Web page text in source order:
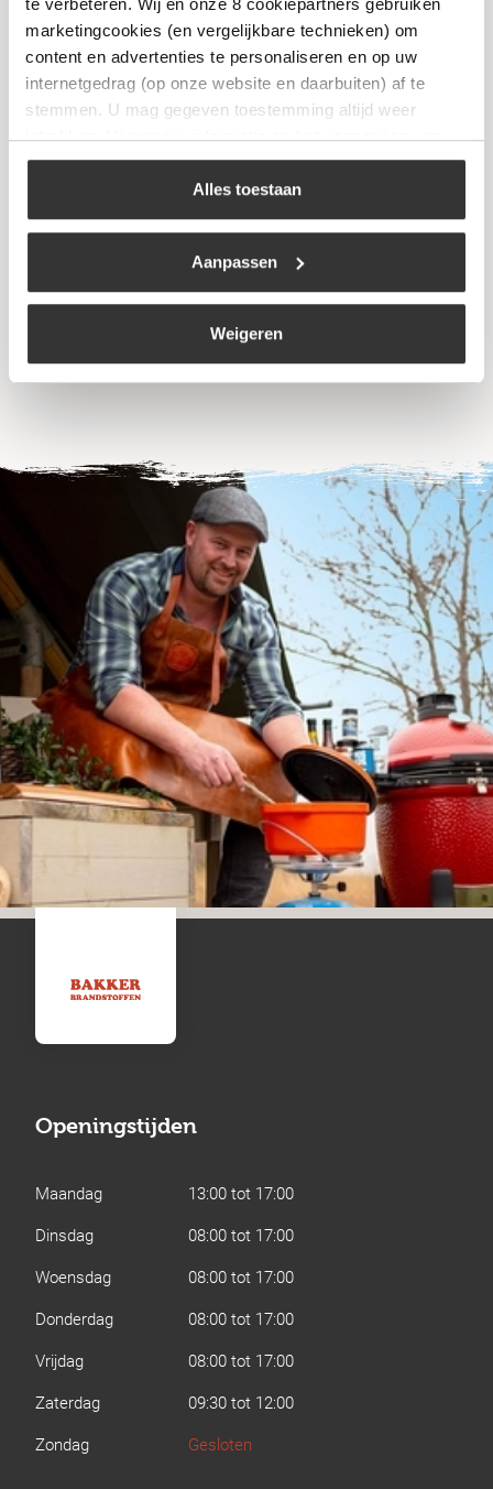
marketingcookies (en vergelijkbare technieken) om
content en advertenties te personaliseren en op uw
internetgedrag (op onze website en daarbuiten) af te
stemmen. U mag gegeven toestemming altijd weer
intrekken. Voor meer informatie en het aanpassen van
uw keuze op onze website verwijzen wij u naar ons
Alles toestaan
Aanpassen
Weigeren
The Bastard – Pizza Cutter
Bekijk
Openingstijden
Maandag
13:00 tot 17:00
Dinsdag
08:00 tot 17:00
Woensdag
08:00 tot 17:00
Donderdag
08:00 tot 17:00
Vrijdag
08:00 tot 17:00
Zaterdag
09:30 tot 12:00
Zondag
Gesloten